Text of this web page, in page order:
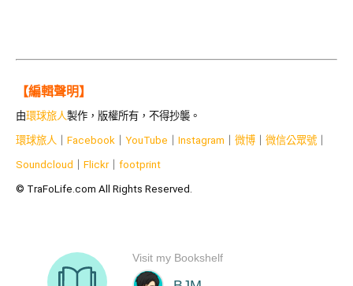
【編輯聲明】
由環球旅人製作，版權所有，不得抄襲。
環球旅人 Facebook YouTube Instagram 微博 微信公眾號
Soundcloud Flickr｜ footprint
© TraFoLife.com All Rights Reserved.